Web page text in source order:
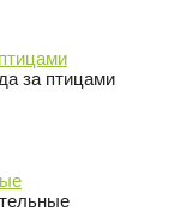
за птицами